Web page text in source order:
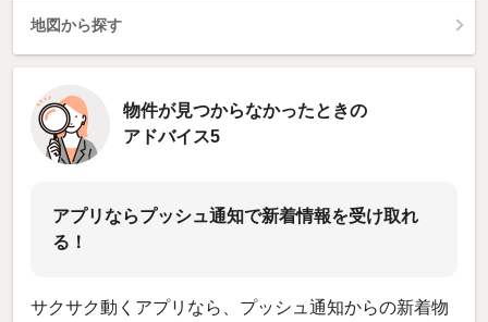
地図から探す
物件が見つからなかったときの
アドバイス5
アプリならプッシュ通知で新着情報を受け取れ
る！
サクサク動くアプリなら、プッシュ通知からの新着物